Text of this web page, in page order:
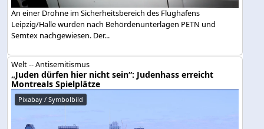
An einer Drohne im Sicherheitsbereich des Flughafens
Leipzig/Halle wurden nach Behördenunterlagen PETN und
Semtex nachgewiesen. Der...
Welt -- Antisemitismus
„Juden dürfen hier nicht sein“: Judenhass erreicht
Montreals Spielplätze
Pixabay / Symbolbild